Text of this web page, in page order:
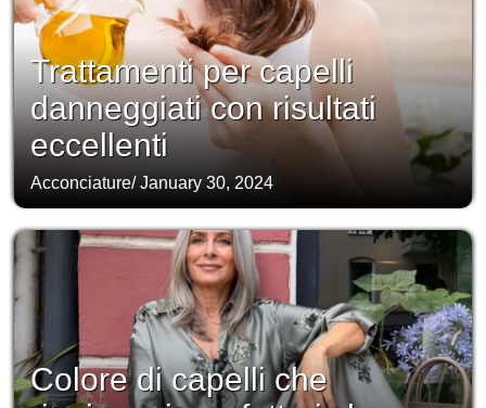
Trattamenti per capelli
danneggiati con risultati
eccellenti
Acconciature/January 30, 2024
Colore di capelli che